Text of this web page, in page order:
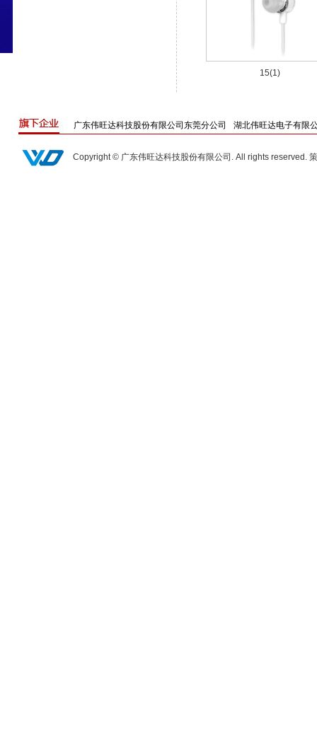
15(1)
广东伟旺达科技股份有限公司东莞分公司 湖北伟旺达电子有限
Copyright © 广东伟旺达科技股份有限公司. All rights reserved.